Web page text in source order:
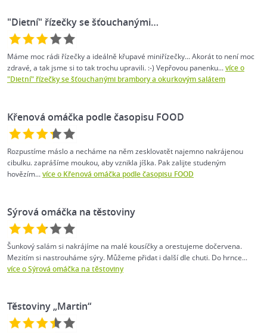
"Dietní" řízečky se šťouchanými…
Máme moc rádi řízečky a ideálně křupavé miniřízečky... Akorát to není moc
zdravé, a tak jsme si to tak trochu upravili. :-) Vepřovou panenku...více o
"Dietní" řízečky se šťouchanými brambory a okurkovým salátem
Křenová omáčka podle časopisu FOOD
Rozpustíme máslo a necháme na něm zesklovatět najemno nakrájenou
cibulku. zaprášíme moukou, aby vznikla jíška. Pak zalijte studeným
hovězím...více o Křenová omáčka podle časopisu FOOD
Sýrová omáčka na těstoviny
Šunkový salám si nakrájíme na malé kousíčky a orestujeme dočervena.
Mezitím si nastrouháme sýry. Můžeme přidat i další dle chuti. Do hrnce...
více o Sýrová omáčka na těstoviny
Těstoviny „Martin“